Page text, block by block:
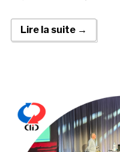
Lire la suite →